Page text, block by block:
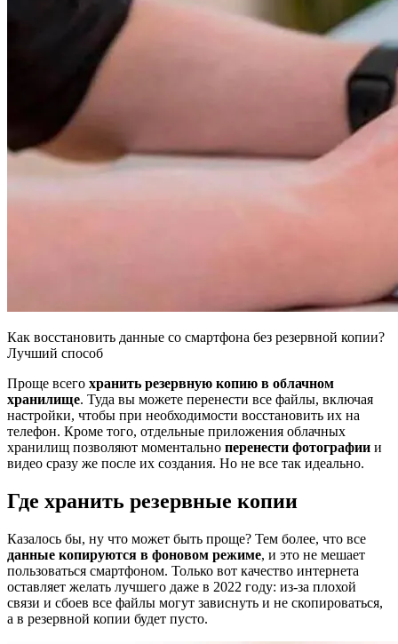
Как восстановить данные со смартфона без резервной копии?
Лучший способ
Проще всего хранить резервную копию в облачном
хранилище. Туда вы можете перенести все файлы, включая
настройки, чтобы при необходимости восстановить их на
телефон. Кроме того, отдельные приложения облачных
хранилищ позволяют моментально перенести фотографии и
видео сразу же после их создания. Но не все так идеально.
Где хранить резервные копии
Казалось бы, ну что может быть проще? Тем более, что все
данные копируются в фоновом режиме, и это не мешает
пользоваться смартфоном. Только вот качество интернета
оставляет желать лучшего даже в 2022 году: из-за плохой
связи и сбоев все файлы могут зависнуть и не скопироваться,
а в резервной копии будет пусто.